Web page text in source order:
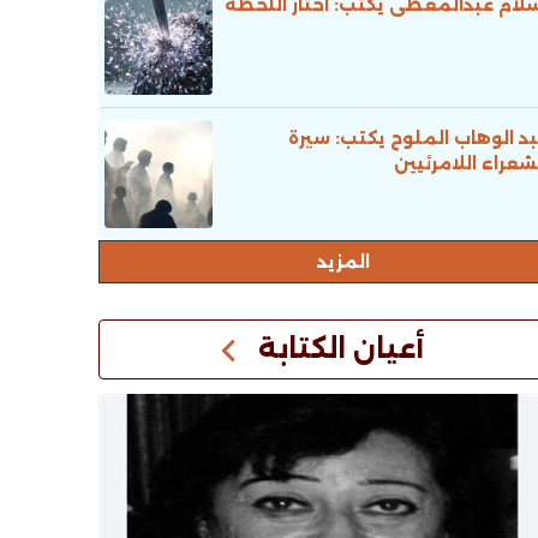
الوهاب الملوح يكتب: سيرة
اللامرئيين
المزيد
أعيان الكتابة